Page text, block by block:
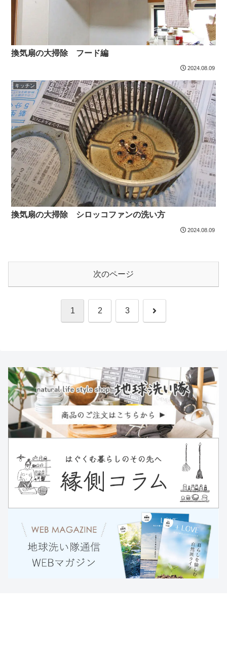
換気扇の大掃除 フード編
2024.08.09
キッチン
換気扇の大掃除 シロッコファンの洗い方
2024.08.09
次のページ
1 2 3 次